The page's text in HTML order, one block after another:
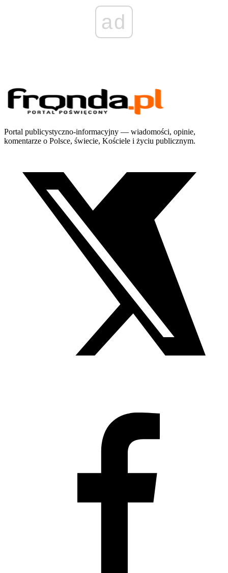
ad
Portal publicystyczno-informacyjny — wiadomości, opinie,
komentarze o Polsce, świecie, Kościele i życiu publicznym.